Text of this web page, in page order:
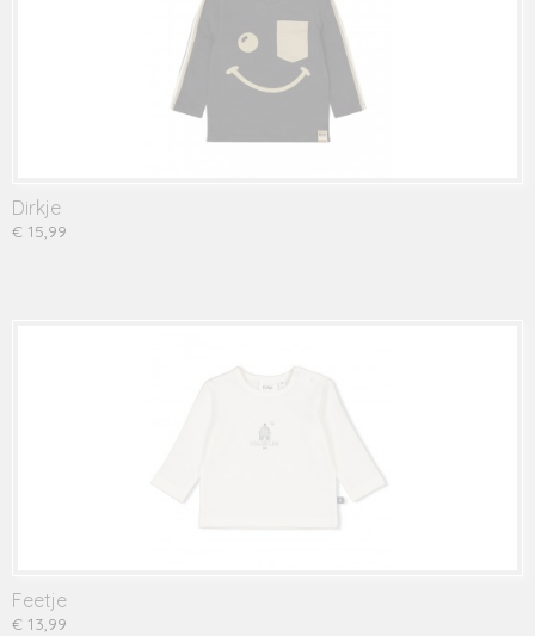
Dirkje
€ 15,99
Feetje
€ 13,99